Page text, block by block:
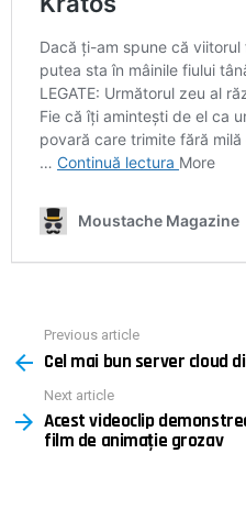
more
Previous article
Cel mai bun server cloud
Next article
Acest videoclip
film de animație grozav